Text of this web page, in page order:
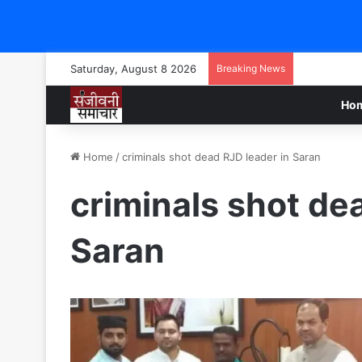
Saturday, August 8 2026 Breaking News
Home /criminals shot dead RJD leader in Saran
criminals shot
Saran